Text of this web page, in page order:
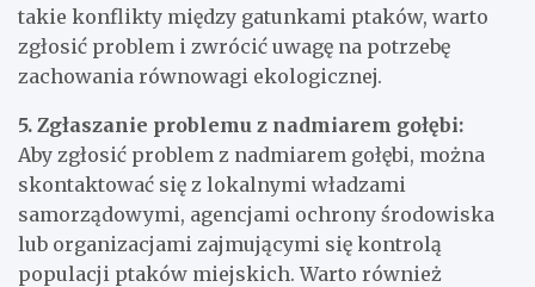
takie konflikty między gatunkami ptaków, warto
zgłosić problem i zwrócić uwagę na potrzebę
zachowania równowagi ekologicznej.
5. Zgłaszanie problemu z nadmiarem gołębi:
Aby zgłosić problem z nadmiarem gołębi, można
skontaktować się z lokalnymi władzami
samorządowymi, agencjami ochrony środowiska
lub organizacjami zajmującymi się kontrolą
populacji ptaków miejskich. Warto również